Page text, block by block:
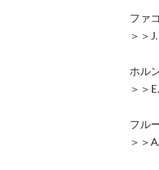
ファ
＞＞
ホ
＞＞
フル
＞＞